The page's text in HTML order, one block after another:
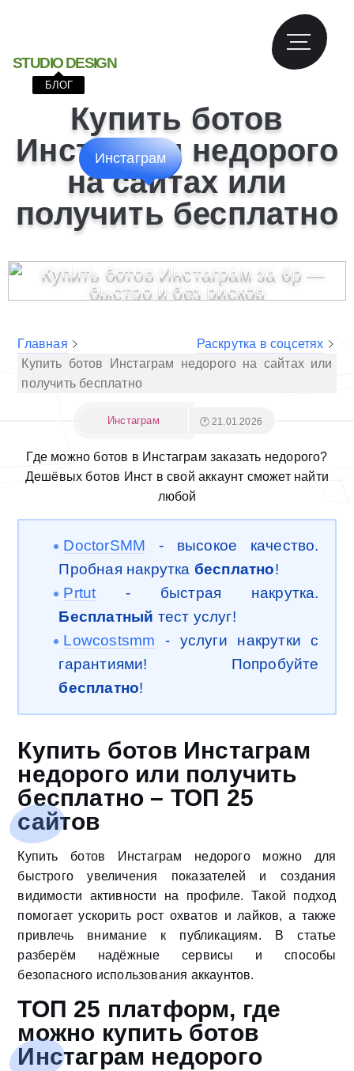
STUDIO DESIGN
БЛОГ
Купить ботов
Инстаграм недорого
на сайтах или
получить бесплатно
Инстаграм
Главная
Раскрутка в соцсетях
Купить ботов Инстаграм недорого на сайтах или
получить бесплатно
Инстаграм 🕐 21.01.2026
Где можно ботов в Инстаграм заказать недорого?
Дешёвых ботов Инст в свой аккаунт сможет найти
любой
DoctorSMM - высокое качество.
Пробная накрутка бесплатно!
Prtut - быстрая накрутка.
Бесплатный тест услуг!
Lowcostsmm - услуги накрутки с
гарантиями! Попробуйте
бесплатно!
Купить ботов Инстаграм
недорого или получить
бесплатно – ТОП 25
сайтов
Купить ботов Инстаграм недорого можно для
быстрого увеличения показателей и создания
видимости активности на профиле. Такой подход
помогает ускорить рост охватов и лайков, а также
привлечь внимание к публикациям. В статье
разберём надёжные сервисы и способы
безопасного использования аккаунтов.
ТОП 25 платформ, где
можно купить ботов
Инстаграм недорого